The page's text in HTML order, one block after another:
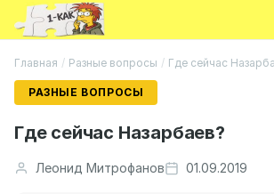
Главная / Разные вопросы / Где сейчас
РАЗНЫЕ ВОПРОСЫ
Где сейчас Назарбаев?
Леонид Митрофанов 01.09.2019